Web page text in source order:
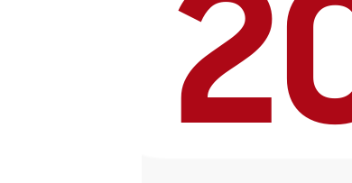
Ремонт гидросистемы
Ремонт кофемолки